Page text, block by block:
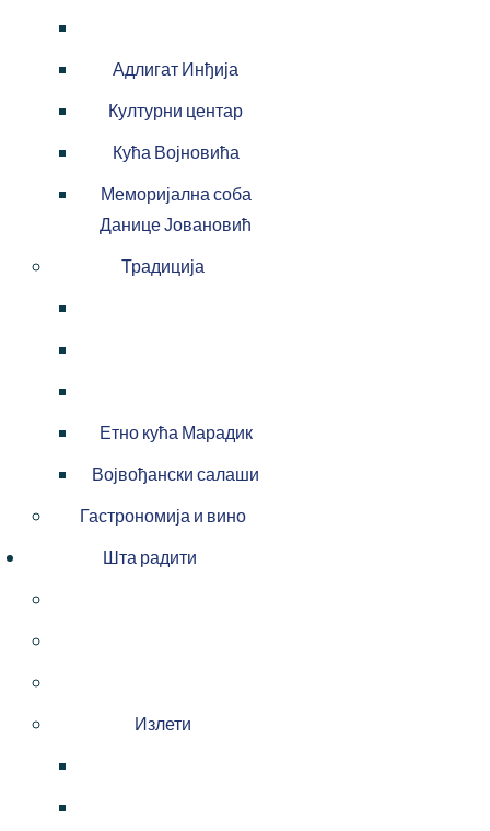
Адлигат Инђија
Културни центар
Кућа Војновића
Меморијална соба
Данице Јовановић
Традиција
Етно кућа Марадик
Војвођански салаши
Гастрономија и вино
Шта радити
Излети